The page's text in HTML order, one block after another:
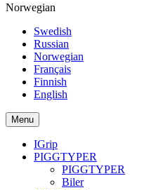
Norwegian
Swedish
Russian
Norwegian
Français
Finnish
English
Menu
IGrip
PIGGTYPER
PIGGTYPER
Biler